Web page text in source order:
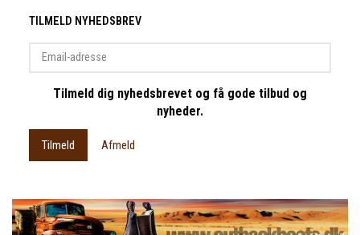
TILMELD NYHEDSBREV
Email-
adresse
Tilmeld dig nyhedsbrevet og få gode tilbud og
nyheder.
Tilmeld Afmeld